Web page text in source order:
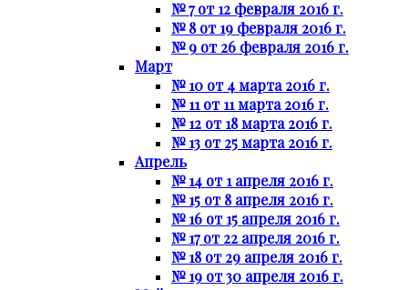
№ 7 от 12 февраля 2016 г.
№ 8 от 19 февраля 2016 г.
№ 9 от 26 февраля 2016 г.
Март
№ 10 от 4 марта 2016 г.
№ 11 от 11 марта 2016 г.
№ 12 от 18 марта 2016 г.
№ 13 от 25 марта 2016 г.
Апрель
№ 14 от 1 апреля 2016 г.
№ 15 от 8 апреля 2016 г.
№ 16 от 15 апреля 2016 г.
№ 17 от 22 апреля 2016 г.
№ 18 от 29 апреля 2016 г.
№ 19 от 30 апреля 2016 г.